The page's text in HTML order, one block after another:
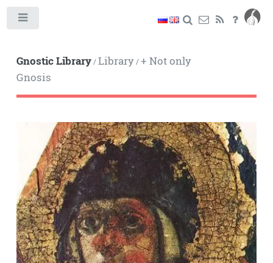
Gnostic Library/Library/+ Not only
Gnosis